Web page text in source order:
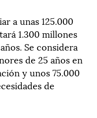
a unas 125.000
1.300 millones
Se considera
de 25 años en
y unos 75.000
de